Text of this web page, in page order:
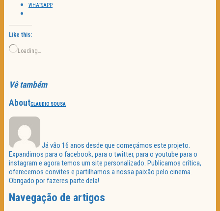
WHATSAPP
Like this:
Loading…
Vê também
AboutCLAUDIO SOUSA
Já vão 16 anos desde que começámos este projeto.
Expandimos para o facebook, para o twitter, para o youtube para o
instagram e agora temos um site personalizado. Publicamos crítica,
oferecemos convites e partilhamos a nossa paixão pelo cinema.
Obrigado por fazeres parte dela!
Navegação de artigos